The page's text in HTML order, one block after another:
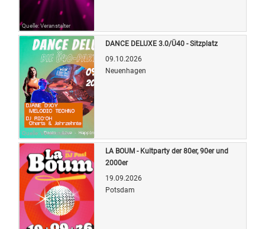
Quelle: Veranstalter
Quelle: Veranstalter
DANCE DELUXE 3.0/Ü40 - Sitzplatz
09.10.2026
Neuenhagen
LA BOUM - Kultparty der 80er, 90er und
2000er
19.09.2026
Potsdam